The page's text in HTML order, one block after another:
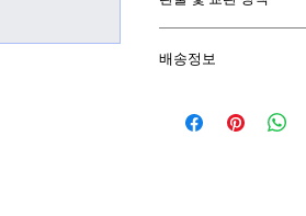
줍니다. 제품의 어떤
정보를 제공하세요.
배송정보
한 설명은 소비자들